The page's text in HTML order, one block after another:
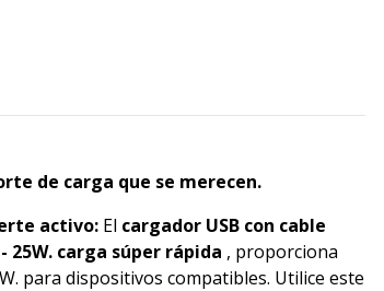
de carga que se merecen.
activo: El cargador USB con cable
25W. carga súper rápida , proporciona
para dispositivos compatibles. Utilice este